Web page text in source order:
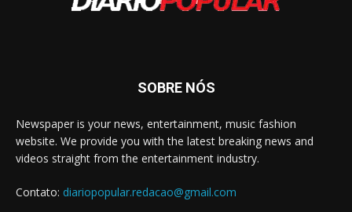
SOBRE NÓS
Newspaper is your news, entertainment, music fashion
website. We provide you with the latest breaking news and
videos straight from the entertainment industry.
Contato: diariopopular.redacao@gmail.com